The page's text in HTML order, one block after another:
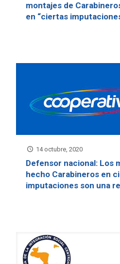
montajes de
en “ciertas
14 octubre, 2020
Defensor nacional: Los
hecho Carabineros en
imputaciones son una